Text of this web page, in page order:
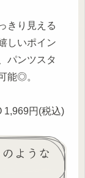
きり見える
しいポイン
パンツスタ
能◎。
円(税込)
ような